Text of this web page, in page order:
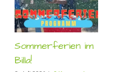
Sommerferien im
Billa!